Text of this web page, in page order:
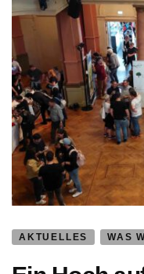
AKTUELLES WAS